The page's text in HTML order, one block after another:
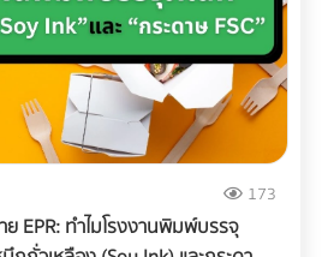
(3PL) ที่มีรถขนส่งแบบ Air-
ทีมงานที่ผ่านการอบรมมาตรฐาน
ช่เรื่องง่ายและต้องใช้เวลาในการตรวจ
ดความเสี่ยงและประหยัดเวลาของฝ่าย
รียบเทียบบริษัทขนส่งเฉพาะทาง
Logistics) ที่ได้มาตรฐาน
ตฟอร์มรวบรวมธุรกิจ B2B ชั้นนำ
คยเข้ามาดูเว็บไซต์ของคุณแต่ยังไม่
ยนโครงสร้างราคา สร้าง Landing
สูง และการยิงโฆษณาเจาะตลาด
ชี่ยวชาญเฉพาะทาง หากทีม In-house
อยู่แล้ว การใช้บริการ Outsource คือ
าที่สุด อย่าปล่อยให้ห้องพักต้องว่าง
ยกระดับการตลาดโรงแรมของคุณวัน
เชี่ยวชาญบน At-once แพลตฟอร์ม
แต่เจ้าของรวยขึ้น บริษัทแจ้งงบการ
น้อยมาก" ต่อเนื่อง 3-5 ปี แต่
รซื้อทรัพย์สินขนาดใหญ่ เช่น รถสปอร์ต
รโอนเงินออกไปยังบัญชีส่วนตัวบ่อย
ารโยกเงินบริษัท (Siphoning) หรือการ
หลือ (Inventory) ในงบ ไม่สอดคล้อง
ายของธุรกิจซื้อมาขายไป หากยอด
ซื้อวัตถุดิบหรือนำเข้าสินค้ามีปริมาณ
ดปกติ สรรพากรจะตั้งข้อสงสัยว่า
173
EPR: ทำไมโรงงานพิมพ์บรรจุ